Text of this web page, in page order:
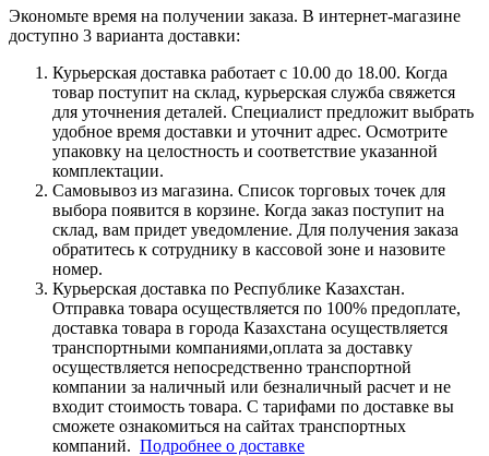
Экономьте время на получении заказа. В интернет-магазине
доступно 3 варианта доставки:
Курьерская доставка работает с 10.00 до 18.00. Когда
товар поступит на склад, курьерская служба свяжется
для уточнения деталей. Специалист предложит выбрать
удобное время доставки и уточнит адрес. Осмотрите
упаковку на целостность и соответствие указанной
комплектации.
Самовывоз из магазина. Список торговых точек для
выбора появится в корзине. Когда заказ поступит на
склад, вам придет уведомление. Для получения заказа
обратитесь к сотруднику в кассовой зоне и назовите
номер.
Курьерская доставка по Республике Казахстан.
Отправка товара осуществляется по 100% предоплате,
доставка товара в города Казахстана осуществляется
транспортными компаниями,оплата за доставку
осуществляется непосредственно транспортной
компании за наличный или безналичный расчет и не
входит стоимость товара. С тарифами по доставке вы
сможете ознакомиться на сайтах транспортных
компаний. Подробнее о доставке